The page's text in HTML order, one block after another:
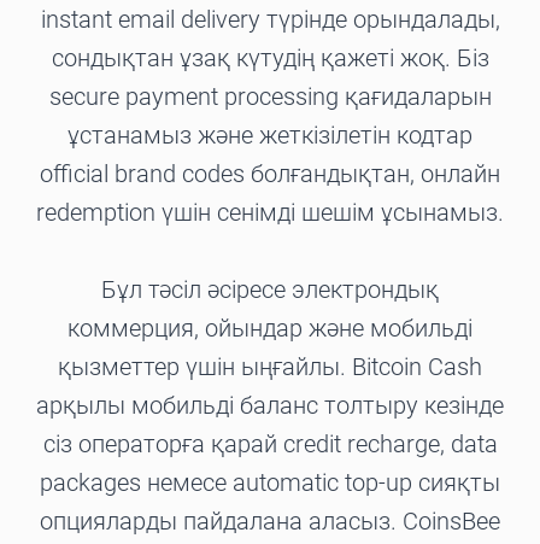
instant email delivery түрінде орындалады,
сондықтан ұзақ күтудің қажеті жоқ. Біз
secure payment processing қағидаларын
ұстанамыз және жеткізілетін кодтар
official brand codes болғандықтан, онлайн
redemption үшін сенімді шешім ұсынамыз.
Бұл тәсіл әсіресе электрондық
коммерция, ойындар және мобильді
қызметтер үшін ыңғайлы. Bitcoin Cash
арқылы мобильді баланс толтыру кезінде
сіз операторға қарай credit recharge, data
packages немесе automatic top-up сияқты
опцияларды пайдалана аласыз. CoinsBee